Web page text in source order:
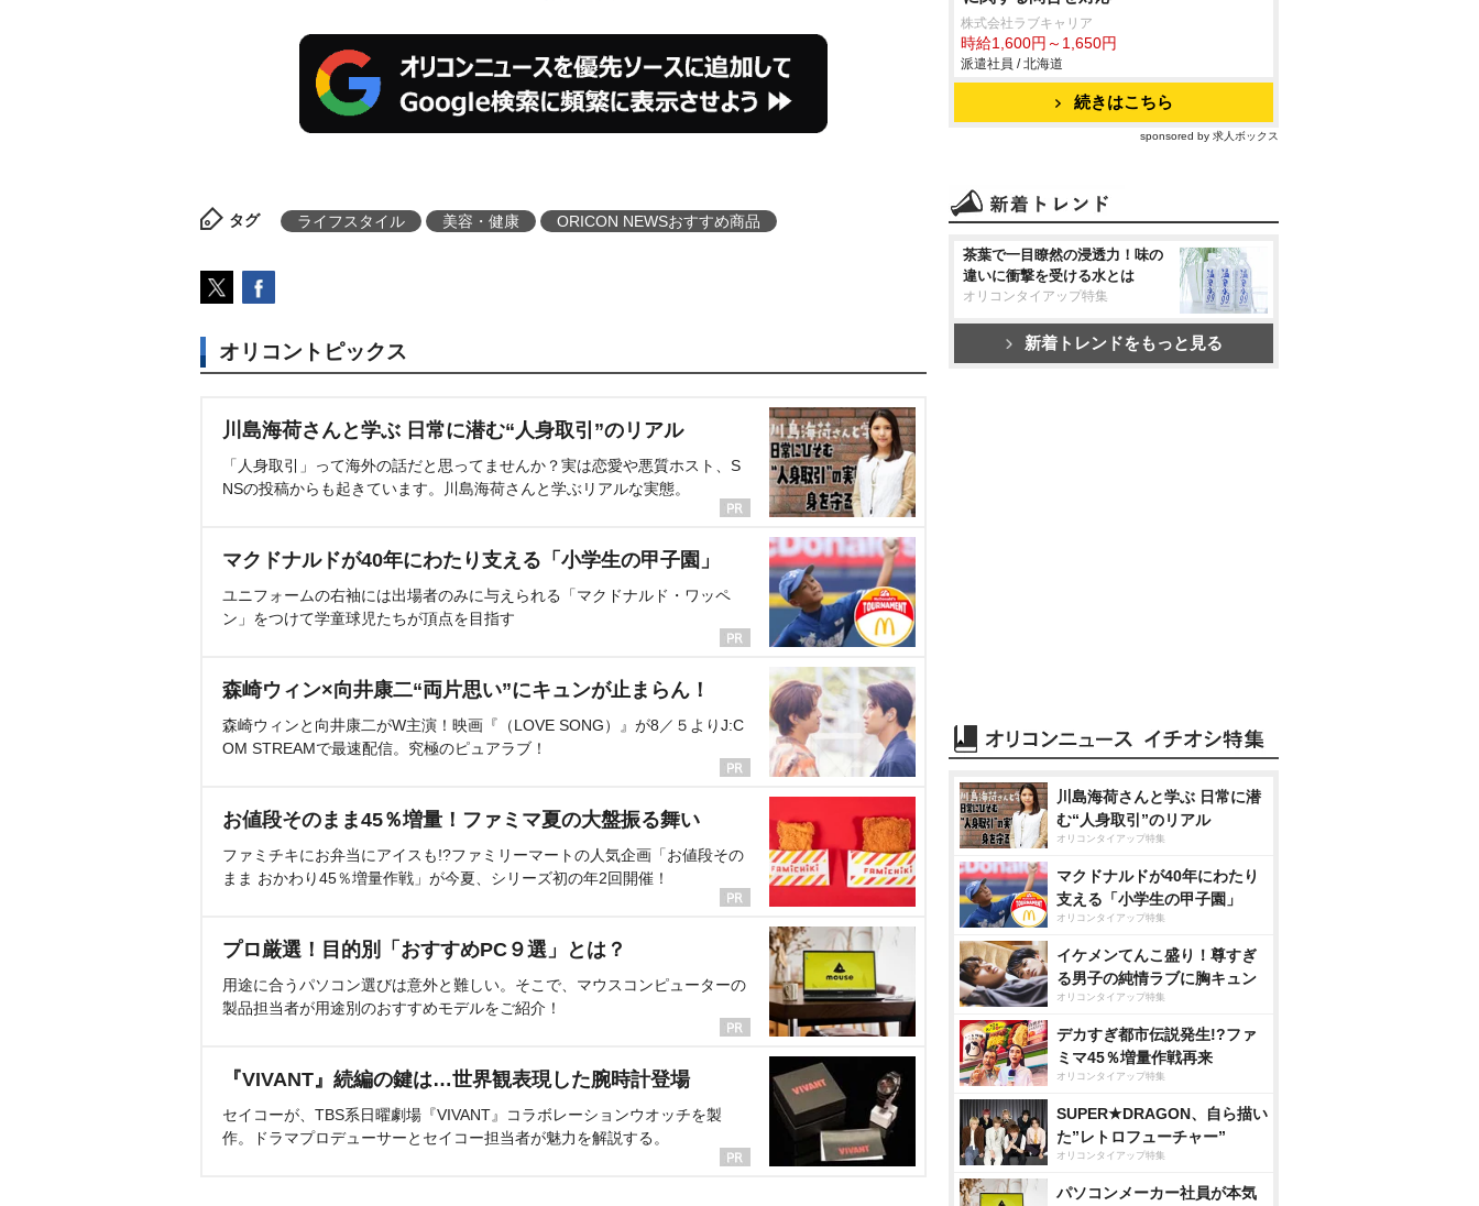
タグ ライフスタイル 美容・健康 ORICON NEWSおすすめ商品
オリコントピックス
川島海荷さんと学ぶ 日常に潜む“人身取引”のリアル
「人身取引」って海外の話だと思ってませんか？実は恋愛や悪質ホスト、S
NSの投稿からも起きています。川島海荷さんと学ぶリアルな実態。
マクドナルドが40年にわたり支える「小学生の甲子園」
ユニフォームの右袖には出場者のみに与えられる「マクドナルド・ワッペ
ン」をつけて学童球児たちが頂点を目指す
森崎ウィン×向井康二“両片思い”にキュンが止まらん！
森崎ウィンと向井康二がW主演！映画『（LOVE SONG）』が8／５よりJ:C
OM STREAMで最速配信。究極のピュアラブ！
お値段そのまま45％増量！ファミマ夏の大盤振る舞い
ファミチキにお弁当にアイスも!?ファミリーマートの人気企画「お値段その
まま おかわり45％増量作戦」が今夏、シリーズ初の年2回開催！
プロ厳選！目的別「おすすめPC９選」とは？
用途に合うパソコン選びは意外と難しい。そこで、マウスコンピューターの
製品担当者が用途別のおすすめモデルをご紹介！
『VIVANT』続編の鍵は…世界観表現した腕時計登場
セイコーが、TBS系日曜劇場『VIVANT』コラボレーションウオッチを製
作。ドラマプロデューサーとセイコー担当者が魅力を解説する。
株式会社ラブキャリア
時給1,600円～1,650円
派遣社員 / 北海道
続きはこちら
sponsored by 求人ボックス
茶葉で一目瞭然の浸透力！味の
違いに衝撃を受ける水とは
オリコンタイアップ特集
新着トレンドをもっと見る
川島海荷さんと学ぶ 日常に潜
む“人身取引”のリアル
オリコンタイアップ特集
マクドナルドが40年にわたり
支える「小学生の甲子園」
オリコンタイアップ特集
イケメンてんこ盛り！尊すぎ
る男子の純情ラブに胸キュン
オリコンタイアップ特集
デカすぎ都市伝説発生!?ファ
ミマ45％増量作戦再来
オリコンタイアップ特集
SUPER★DRAGON、自ら描い
た”レトロフューチャー”
オリコンタイアップ特集
パソコンメーカー社員が本気